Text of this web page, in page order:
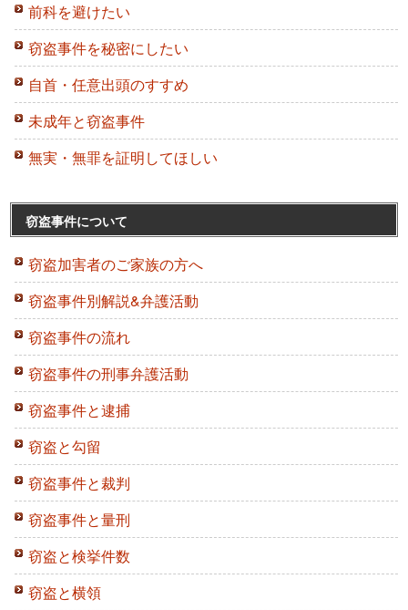
前科を避けたい
窃盗事件を秘密にしたい
自首・任意出頭のすすめ
未成年と窃盗事件
無実・無罪を証明してほしい
窃盗事件について
窃盗加害者のご家族の方へ
窃盗事件別解説&弁護活動
窃盗事件の流れ
窃盗事件の刑事弁護活動
窃盗事件と逮捕
窃盗と勾留
窃盗事件と裁判
窃盗事件と量刑
窃盗と検挙件数
窃盗と横領